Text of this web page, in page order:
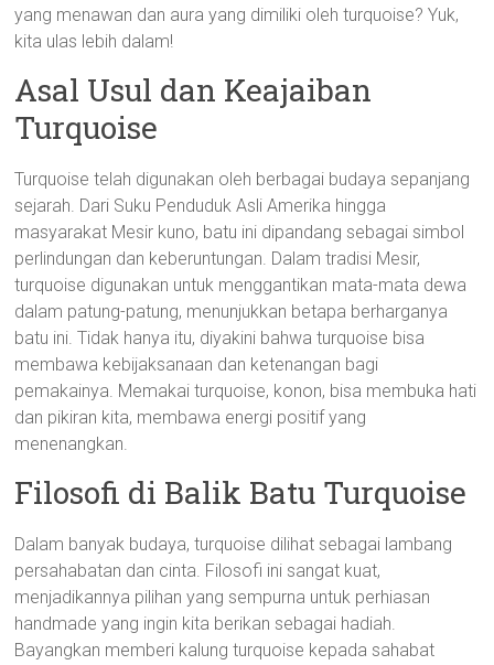
yang menawan dan aura yang dimiliki oleh turquoise? Yuk,
kita ulas lebih dalam!
Asal Usul dan Keajaiban
Turquoise
Turquoise telah digunakan oleh berbagai budaya sepanjang
sejarah. Dari Suku Penduduk Asli Amerika hingga
masyarakat Mesir kuno, batu ini dipandang sebagai simbol
perlindungan dan keberuntungan. Dalam tradisi Mesir,
turquoise digunakan untuk menggantikan mata-mata dewa
dalam patung-patung, menunjukkan betapa berharganya
batu ini. Tidak hanya itu, diyakini bahwa turquoise bisa
membawa kebijaksanaan dan ketenangan bagi
pemakainya. Memakai turquoise, konon, bisa membuka hati
dan pikiran kita, membawa energi positif yang
menenangkan.
Filosofi di Balik Batu Turquoise
Dalam banyak budaya, turquoise dilihat sebagai lambang
persahabatan dan cinta. Filosofi ini sangat kuat,
menjadikannya pilihan yang sempurna untuk perhiasan
handmade yang ingin kita berikan sebagai hadiah.
Bayangkan memberi kalung turquoise kepada sahabat